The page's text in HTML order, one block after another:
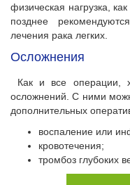
физическая нагрузка,
позднее
лечения рака легких.
Осложнения
Как и все операции,
осложнений. С ними
дополнительных
воспаление или
кровотечения;
тромбоз глубоких